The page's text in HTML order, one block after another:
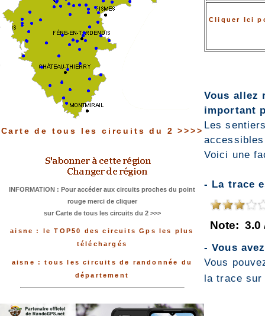
Carte de tous les circuits du 2 >>>>
INFORMATION : Pour accéder aux circuits proches du point
rouge merci de cliquer
sur Carte de tous les circuits du 2 >>>
aisne : le TOP50 des circuits Gps les plus
téléchargés
aisne : tous les circuits de randonnée du
département
Cliquer Ici
Vous allez
important
Les
Voici une
- La trace
Note: 3.0
- Vous
Vous
la trace